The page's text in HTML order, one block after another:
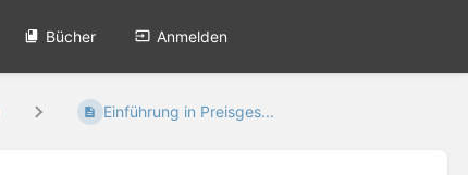
Bücher Anmelden
Einführung in Preisges...